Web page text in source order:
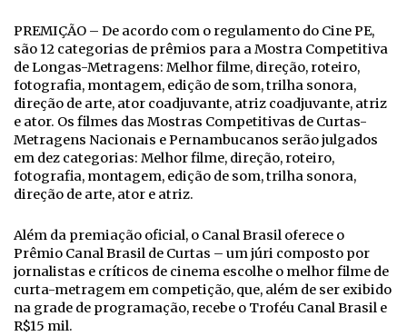
PREMIÇÃO – De acordo com o regulamento do Cine PE,
são 12 categorias de prêmios para a Mostra Competitiva
de Longas-Metragens: Melhor filme, direção, roteiro,
fotografia, montagem, edição de som, trilha sonora,
direção de arte, ator coadjuvante, atriz coadjuvante, atriz
e ator. Os filmes das Mostras Competitivas de Curtas-
Metragens Nacionais e Pernambucanos serão julgados
em dez categorias: Melhor filme, direção, roteiro,
fotografia, montagem, edição de som, trilha sonora,
direção de arte, ator e atriz.
Além da premiação oficial, o Canal Brasil oferece o
Prêmio Canal Brasil de Curtas – um júri composto por
jornalistas e críticos de cinema escolhe o melhor filme de
curta-metragem em competição, que, além de ser exibido
na grade de programação, recebe o Troféu Canal Brasil e
R$15 mil.